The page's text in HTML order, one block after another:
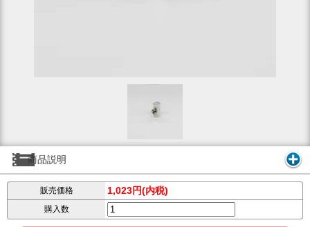
商品説明
販売価格 1,023円(内税)
購入数